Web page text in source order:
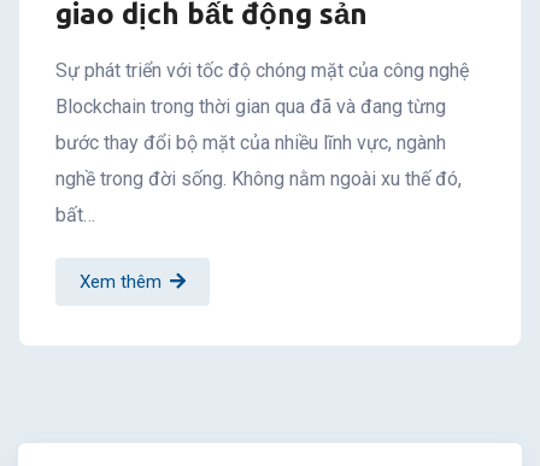
giao dịch bất động sản
Sự phát triển với tốc độ chóng mặt của công nghệ
Blockchain trong thời gian qua đã và đang từng
bước thay đổi bộ mặt của nhiều lĩnh vực, ngành
nghề trong đời sống. Không nằm ngoài xu thế đó,
bất…
Xem thêm